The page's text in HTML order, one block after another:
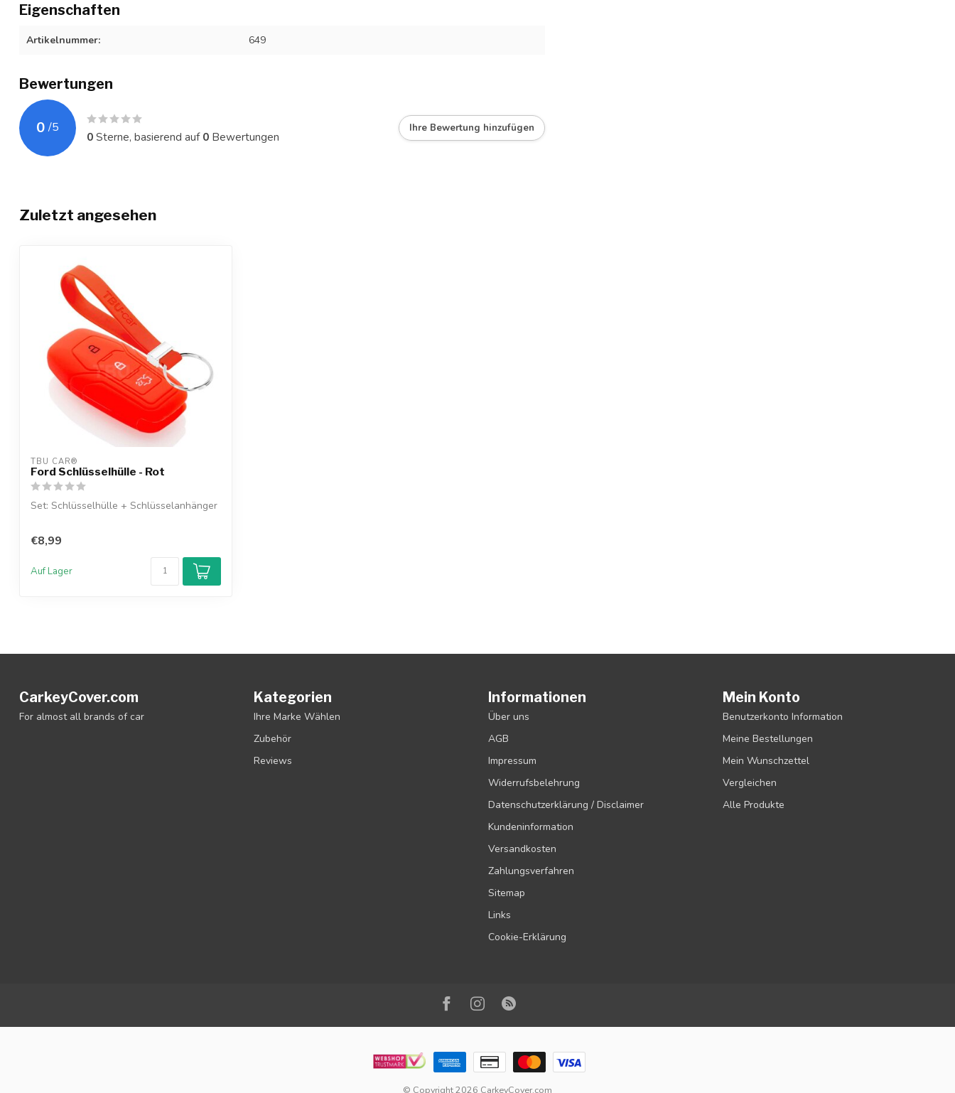
Eigenschaften
Artikelnummer: 649
Bewertungen
0 /5
0Sterne, basierend auf0 Bewertungen
Ihre Bewertung hinzufügen
Zuletzt angesehen
TBU CAR®
Ford Schlüsselhülle - Rot
Set: Schlüsselhülle + Schlüsselanhänger
€8,99
Auf Lager
CarkeyCover.com
For almost all brands of car
Kategorien
Ihre Marke Wählen
Zubehör
Reviews
Informationen
Über uns
AGB
Impressum
Widerrufsbelehrung
Datenschutzerklärung / Disclaimer
Kundeninformation
Versandkosten
Zahlungsverfahren
Sitemap
Links
Cookie-Erklärung
Mein Konto
Benutzerkonto Information
Meine Bestellungen
Mein Wunschzettel
Vergleichen
Alle Produkte
© Copyright 2026 CarkeyCover.com